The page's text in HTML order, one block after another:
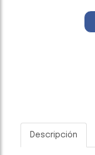
Descripción